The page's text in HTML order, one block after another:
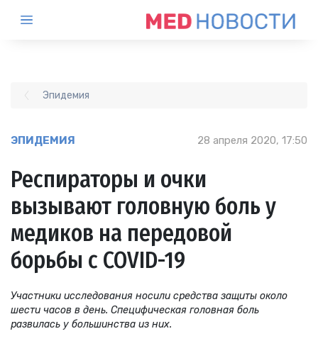
Эпидемия
ЭПИДЕМИЯ 28 апреля 2020, 17:50
Респираторы и очки
вызывают головную боль у
медиков на передовой
борьбы с COVID-19
Участники исследования носили средства защиты около
шести часов в день. Специфическая головная боль
развилась у большинства из них.